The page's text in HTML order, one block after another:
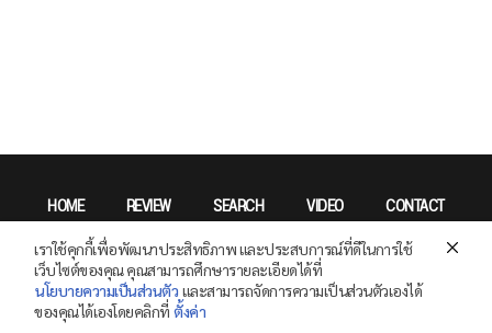
HOME REVIEW SEARCH VIDEO CONTACT
Privacy Policy
เราใช้คุกกี้เพื่อพัฒนาประสิทธิภาพ และประสบการณ์ที่ดีในการใช้
เว็บไซต์ของคุณ คุณสามารถศึกษารายละเอียดได้ที่
นโยบายความเป็นส่วนตัว และสามารถจัดการความเป็นส่วนตัวเองได้
ของคุณได้เองโดยคลิกที่ ตั้งค่า